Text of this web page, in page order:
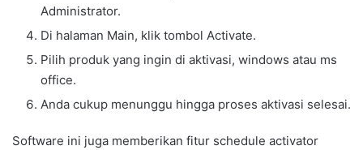
Administrator.
Di halaman Main, klik tombol Activate.
Pilih produk yang ingin di aktivasi, windows atau ms
office.
Anda cukup menunggu hingga proses aktivasi selesai.
Software ini juga memberikan fitur schedule activator